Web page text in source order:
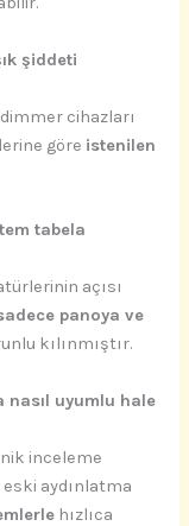
şiddeti
cihazları
göre istenilen
tabela
açısı
panoya ve
kılınmıştır.
nasıl uyumlu hale
inceleme
aydınlatma
hızlıca